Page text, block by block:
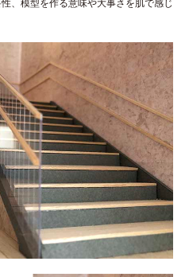
、模型を作る意味や大事さを肌で感じ